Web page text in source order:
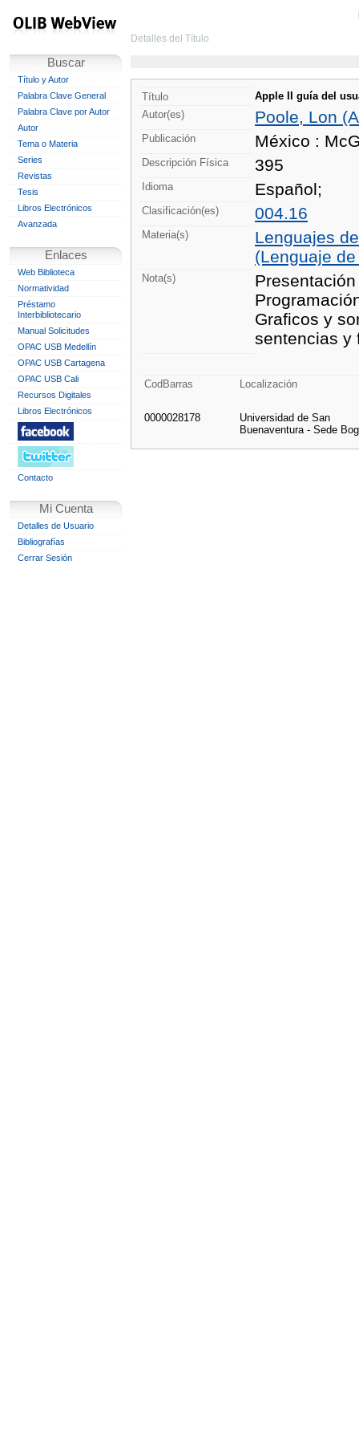
Buscar
Título y Autor
Palabra Clave General
Palabra Clave por Autor
Autor
Tema o Materia
Series
Revistas
Tesis
Libros Electrónicos
Avanzada
Enlaces
Web Biblioteca
Normatividad
Préstamo
Interbibliotecario
Manual Solicitudes
OPAC USB Medellín
OPAC USB Cartagena
OPAC USB Cali
Recursos Digitales
Libros Electrónicos
Contacto
Mi Cuenta
Detalles de Usuario
Bibliografías
Cerrar Sesión
Detalles del Título
Título
Apple II guía del
Autor(es)
Poole, Lon
Publicación México :
Descripción Física 395
Idioma Español;
Clasificación(es) 004.16
Materia(s)
Lenguajes
(Lenguaje
Nota(s)
Graficos y
sentencias y
CodBarras Localización
0000028178
Universidad de San
Buenaventura - Sede